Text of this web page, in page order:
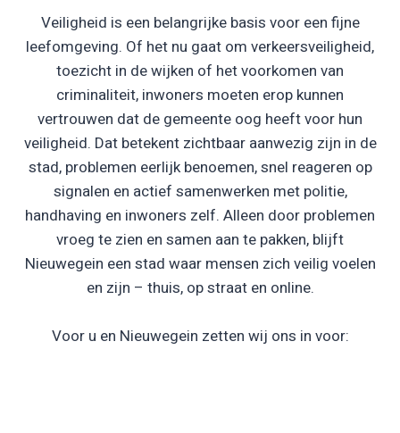
Veiligheid is een belangrijke basis voor een fijne
leefomgeving. Of het nu gaat om verkeersveiligheid,
toezicht in de wijken of het voorkomen van
criminaliteit, inwoners moeten erop kunnen
vertrouwen dat de gemeente oog heeft voor hun
veiligheid. Dat betekent zichtbaar aanwezig zijn in de
stad, problemen eerlijk benoemen, snel reageren op
signalen en actief samenwerken met politie,
handhaving en inwoners zelf. Alleen door problemen
vroeg te zien en samen aan te pakken, blijft
Nieuwegein een stad waar mensen zich veilig voelen
en zijn – thuis, op straat en online.
Voor u en Nieuwegein zetten wij ons in voor: